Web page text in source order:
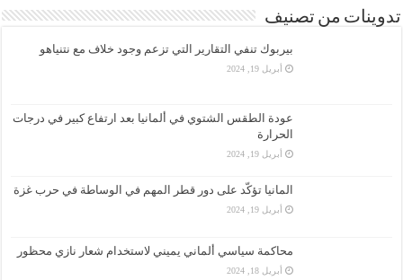
تدوينات من تصنيف
بيربوك تنفي التقارير التي تزعم وجود خلاف مع نتنياهو
أبريل 19, 2024
عودة الطقس الشتوي في ألمانيا بعد ارتفاع كبير في درجات
الحرارة
أبريل 19, 2024
المانيا تؤكّد على دور قطر المهم في الوساطة في حرب غزة
أبريل 19, 2024
محاكمة سياسي ألماني يميني لاستخدام شعار نازي محظور
أبريل 18, 2024